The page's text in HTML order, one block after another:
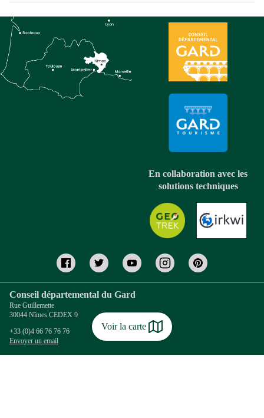
Voir la carte
En collaboration avec les
solutions techniques
Conseil départemental du Gard
Rue Guillemette
30044 Nîmes CEDEX 9
+33 (0)4 66 76 76 76
Envoyer un email